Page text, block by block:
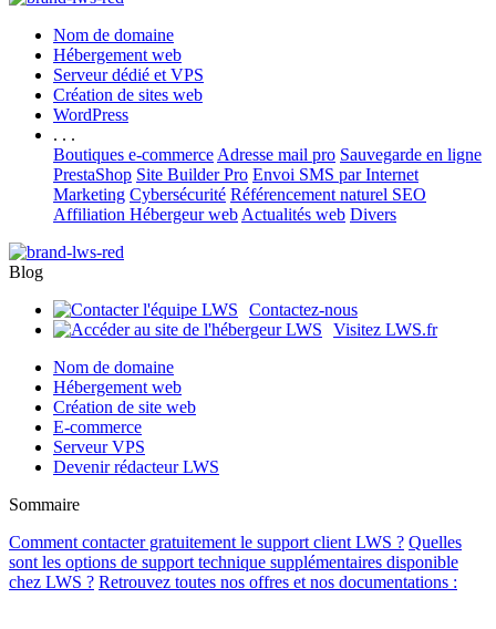
Nom de domaine
Hébergement web
Serveur dédié et VPS
Création de sites web
WordPress
. . .
Boutiques e-commerce Adresse mail pro Sauvegarde en ligne
PrestaShop Site Builder Pro Envoi SMS par Internet
Marketing Cybersécurité Référencement naturel SEO
Affiliation Hébergeur web Actualités web Divers
Blog
Contactez-nous
Visitez LWS.fr
Nom de domaine
Hébergement web
Création de site web
E-commerce
Serveur VPS
Devenir rédacteur LWS
Sommaire
Comment contacter gratuitement le support client LWS ? Quelles
sont les options de support technique supplémentaires disponible
chez LWS ? Retrouvez toutes nos offres et nos documentations :